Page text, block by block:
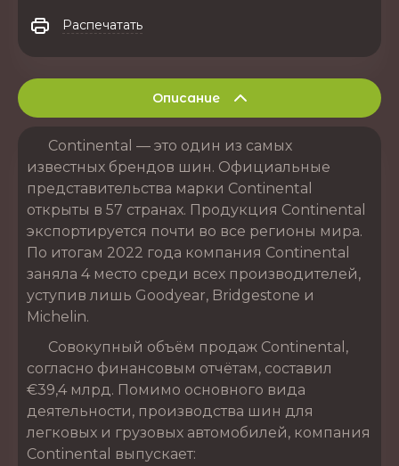
Распечатать
Описание
Continental — это один из самых
известных брендов шин. Официальные
представительства марки Continental
открыты в 57 странах. Продукция Continental
экспортируется почти во все регионы мира.
По итогам 2022 года компания Continental
заняла 4 место среди всех производителей,
уступив лишь Goodyear, Bridgestone и
Michelin.
Совокупный объём продаж Continental,
согласно финансовым отчётам, составил
€39,4 млрд. Помимо основного вида
деятельности, производства шин для
легковых и грузовых автомобилей, компания
Continental выпускает: